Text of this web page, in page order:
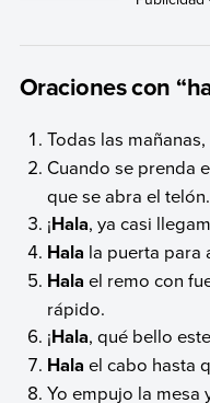
Oraciones con
Todas las
Cuando se prenda
que se abra el telón.
¡Hala, ya casi
Hala la puerta para
Hala el remo con
rápido.
¡Hala, qué bello
Hala el cabo hasta
Yo empujo la mesa